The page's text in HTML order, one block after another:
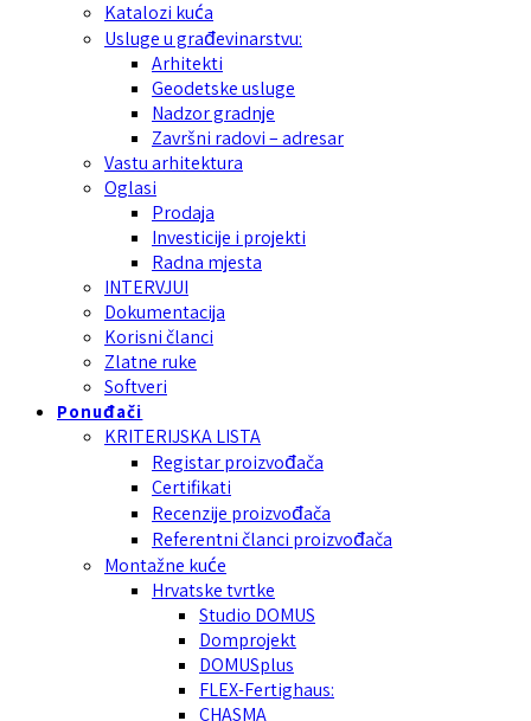
Katalozi kuća
Usluge u građevinarstvu:
Arhitekti
Geodetske usluge
Nadzor gradnje
Završni radovi – adresar
Vastu arhitektura
Oglasi
Prodaja
Investicije i projekti
Radna mjesta
INTERVJUI
Dokumentacija
Korisni članci
Zlatne ruke
Softveri
Ponuđači
KRITERIJSKA LISTA
Registar proizvođača
Certifikati
Recenzije proizvođača
Referentni članci proizvođača
Montažne kuće
Hrvatske tvrtke
Studio DOMUS
Domprojekt
DOMUSplus
FLEX-Fertighaus:
CHASMA